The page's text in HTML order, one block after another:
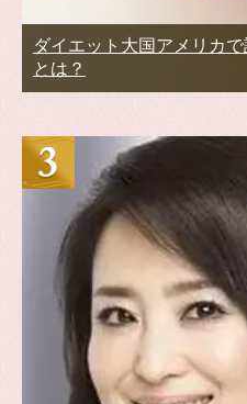
ダイエット大国アメリカ
とは？